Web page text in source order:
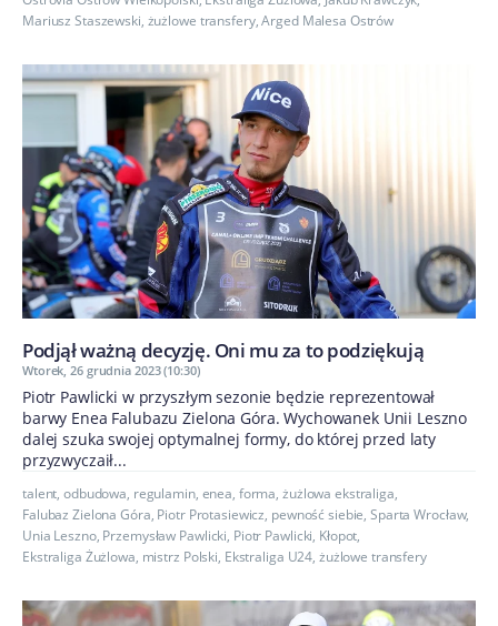
Mariusz Staszewski, żużlowe transfery,Arged Malesa Ostrów
Podjął ważną decyzję. Oni mu za to podziękują
Wtorek, 26 grudnia 2023 (10:30)
Piotr Pawlicki w przyszłym sezonie będzie reprezentował
barwy Enea Falubazu Zielona Góra. Wychowanek Unii Leszno
dalej szuka swojej optymalnej formy, do której przed laty
przyzwyczaił...
talent,odbudowa, regulamin, enea, forma,żużlowa ekstraliga,
Falubaz Zielona Góra, Piotr Protasiewicz, pewność siebie,Sparta Wrocław,
Unia Leszno, Przemysław Pawlicki, Piotr Pawlicki, Kłopot,
Ekstraliga Żużlowa, mistrz Polski, Ekstraliga U24, żużlowe transfery